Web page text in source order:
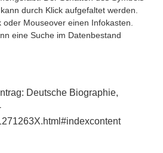
durch Klick aufgefaltet werden.
Mouseover einen Infokasten.
eine Suche im Datenbestand
Deutsche Biographie,